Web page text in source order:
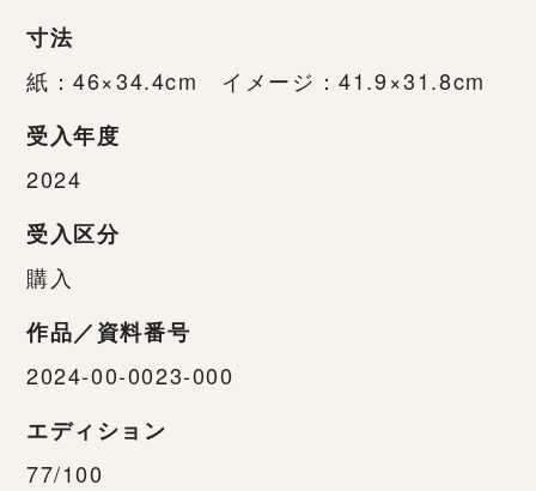
寸法
紙：46×34.4cm イメージ：41.9×31.8cm
受入年度
2024
受入区分
購入
作品／資料番号
2024-00-0023-000
エディション
77/100